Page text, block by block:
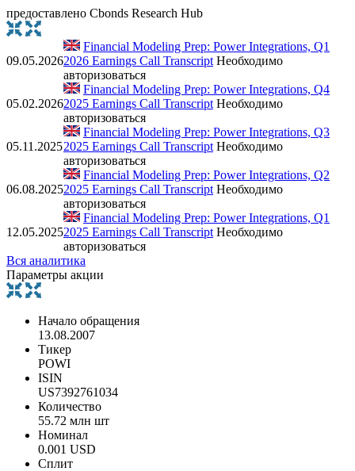
предоставлено Cbonds Research Hub
09.05.2026
Financial Modeling Prep: Power Integrations, Q1
2026 Earnings Call Transcript Необходимо
авторизоваться
05.02.2026
Financial Modeling Prep: Power Integrations, Q4
2025 Earnings Call Transcript Необходимо
авторизоваться
05.11.2025
Financial Modeling Prep: Power Integrations, Q3
2025 Earnings Call Transcript Необходимо
авторизоваться
06.08.2025
Financial Modeling Prep: Power Integrations, Q2
2025 Earnings Call Transcript Необходимо
авторизоваться
12.05.2025
Financial Modeling Prep: Power Integrations, Q1
2025 Earnings Call Transcript Необходимо
авторизоваться
Вся аналитика
Параметры акции
Начало обращения
13.08.2007
Тикер
POWI
ISIN
US7392761034
Количество
55.72 млн шт
Номинал
0.001 USD
Сплит